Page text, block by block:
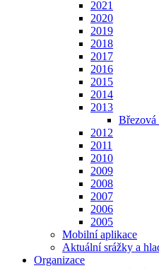
2021
2020
2019
2018
2017
2016
2015
2014
2013
Březová
2012
2011
2010
2009
2008
2007
2006
2005
Mobilní aplikace
Aktuální srážky a
Organizace